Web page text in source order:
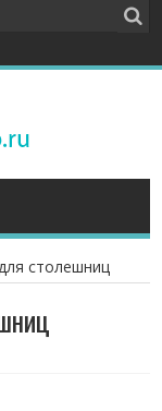
столешниц